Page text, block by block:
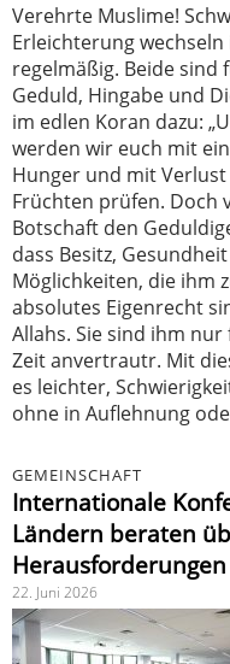
Verehrte Muslime!
Erleichterung
regelmäßig. Beide sind
Geduld, Hingabe und
im edlen Koran dazu:
werden wir euch mit
Hunger und mit Verlust
Früchten prüfen. Doch
Botschaft den
dass Besitz,
Möglichkeiten, die ihm
absolutes Eigenrecht
Allahs. Sie sind ihm
Zeit anvertrautr. Mit
es leichter,
ohne in Auflehnung
GEMEINSCHAFT
Internationale
Ländern beraten
Herausforderungen
22. Juni 2026